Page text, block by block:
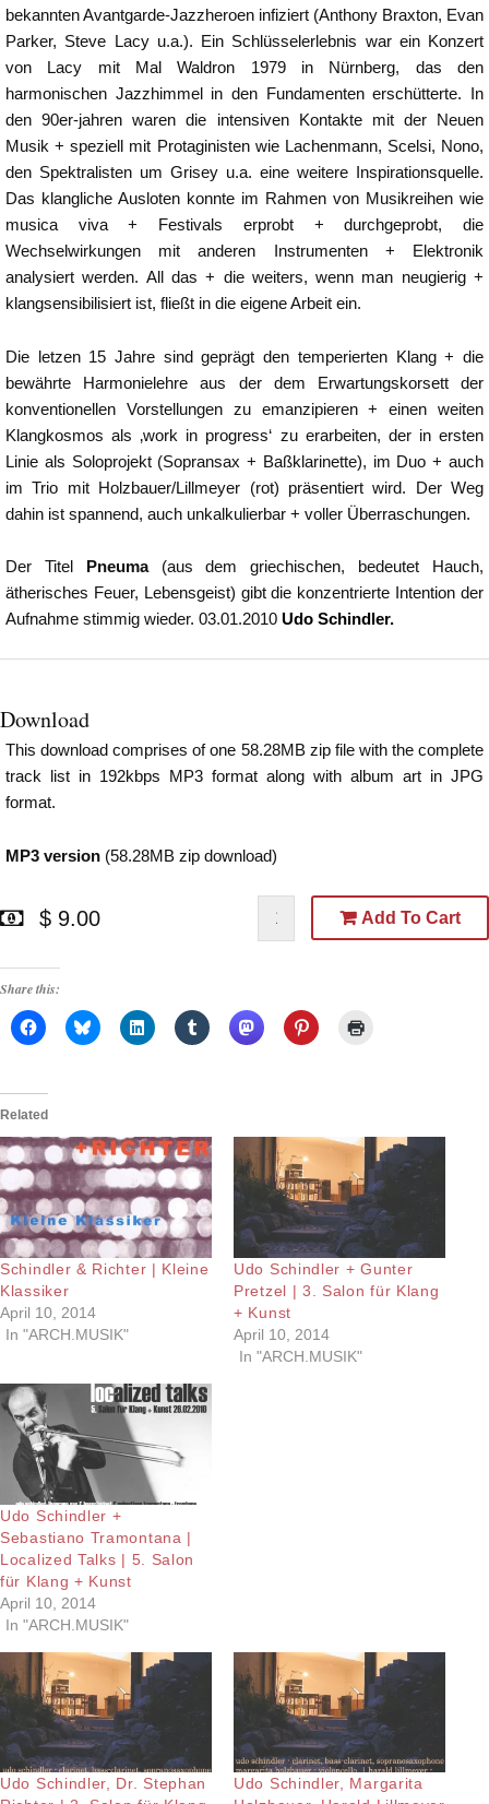
bekannten Avantgarde-Jazzheroen infiziert (Anthony Braxton, Evan
Parker, Steve Lacy u.a.). Ein Schlüsselerlebnis war ein Konzert
von Lacy mit Mal Waldron 1979 in Nürnberg, das den
harmonischen Jazzhimmel in den Fundamenten erschütterte. In
den 90er-jahren waren die intensiven Kontakte mit der Neuen
Musik + speziell mit Protaginisten wie Lachenmann, Scelsi, Nono,
den Spektralisten um Grisey u.a. eine weitere Inspirationsquelle.
Das klangliche Ausloten konnte im Rahmen von Musikreihen wie
musica viva + Festivals erprobt + durchgeprobt, die
Wechselwirkungen mit anderen Instrumenten + Elektronik
analysiert werden. All das + die weiters, wenn man neugierig +
klangsensibilisiert ist, fließt in die eigene Arbeit ein.
Die letzen 15 Jahre sind geprägt den temperierten Klang + die
bewährte Harmonielehre aus der dem Erwartungskorsett der
konventionellen Vorstellungen zu emanzipieren + einen weiten
Klangkosmos als ‚work in progress‘ zu erarbeiten, der in ersten
Linie als Soloprojekt (Sopransax + Baßklarinette), im Duo + auch
im Trio mit Holzbauer/Lillmeyer (rot) präsentiert wird. Der Weg
dahin ist spannend, auch unkalkulierbar + voller Überraschungen.
Der Titel Pneuma(aus dem griechischen, bedeutet Hauch,
ätherisches Feuer, Lebensgeist) gibt die konzentrierte Intention der
Aufnahme stimmig wieder. 03.01.2010 Udo Schindler.
Download
This download comprises of one 58.28MB zip file with the complete
track list in 192kbps MP3 format along with album art in JPG
format.
MP3 version (58.28MB zip download)
$ 9.00 Add To Cart
Share this:
Related
Schindler & Richter | Kleine
Klassiker
April 10, 2014
In "ARCH.MUSIK"
Udo Schindler + Gunter
Pretzel | 3. Salon für Klang
+ Kunst
April 10, 2014
In "ARCH.MUSIK"
Udo Schindler +
Sebastiano Tramontana |
Localized Talks | 5. Salon
für Klang + Kunst
April 10, 2014
In "ARCH.MUSIK"
Udo Schindler, Dr. Stephan
Udo Schindler, Margarita